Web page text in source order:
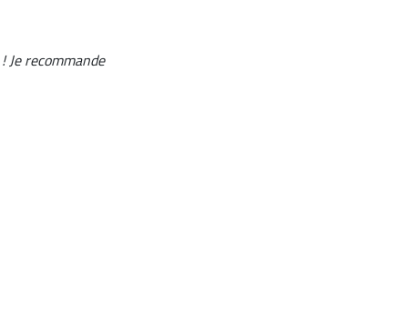
recommande